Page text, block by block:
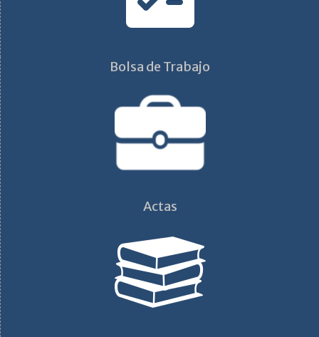
Bolsa de Trabajo
Actas